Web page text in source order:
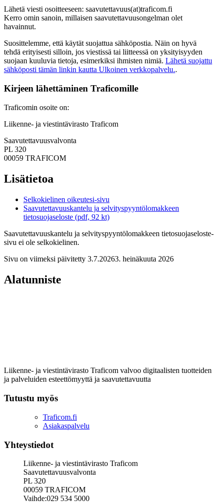
Lähetä viesti osoitteeseen: saavutettavuus(at)traficom.fi
Kerro omin sanoin, millaisen saavutettavuusongelman olet
havainnut.
Suosittelemme, että käytät suojattua sähköpostia. Näin on hyvä
tehdä erityisesti silloin, jos viestissä tai liitteessä on yksityisyyden
suojaan kuuluvia tietoja, esimerkiksi ihmisten nimiä. Lähetä suojattu
sähköposti tämän linkin kautta Ulkoinen verkkopalvelu..
Kirjeen lähettäminen Traficomille
Traficomin osoite on:
Liikenne- ja viestintävirasto Traficom
Saavutettavuusvalvonta
PL 320
00059 TRAFICOM
Lisätietoa
Selkokielinen oikeutesi-sivu
Saavutettavuuskantelu ja selvityspyyntölomakkeen
tietosuojaseloste (pdf, 92 kt)
Saavutettavuuskantelu ja selvityspyyntölomakkeen tietosuojaseloste-
sivu ei ole selkokielinen.
Sivu on viimeksi päivitetty 3.7.20263. heinäkuuta 2026
Alatunniste
Liikenne- ja viestintävirasto Traficom valvoo digitaalisten tuotteiden
ja palveluiden esteettömyyttä ja saavutettavuutta
Tutustu myös
Traficom.fi
Asiakaspalvelu
Yhteystiedot
Liikenne- ja viestintävirasto Traficom
Saavutettavuusvalvonta
PL 320
00059 TRAFICOM
Vaihde:029 534 5000